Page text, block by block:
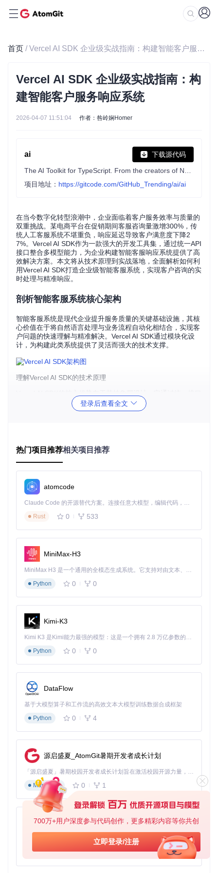
700万+用户深度参与代码创作，更多精彩内容等你共创
立即登录/注册
首页 / Vercel AI SDK 企业级实战指南：构建智能客户服务响应系统
Vercel AI SDK 企业级实战指南：构
建智能客户服务响应系统
2026-04-07 11:51:04 作者：咎岭娴Homer
ai 下载源代码
项目地址： https://gitcode.com/GitHub_Trending/ai/ai
在当今数字化转型浪潮中，企业面临着客户服务效率与质量的
双重挑战。某电商平台在促销期间客服咨询量激增300%，传
统人工客服系统不堪重负，响应延迟导致客户满意度下降2
7%。Vercel AI SDK作为一款强大的开发工具集，通过统一API
接口整合多模型能力，为企业构建智能客服响应系统提供了高
效解决方案。本文将从技术原理到实战落地，全面解析如何利
用Vercel AI SDK打造企业级智能客服系统，实现客户咨询的实
时处理与精准响应。
剖析智能客服系统核心架构
智能客服系统是现代企业提升服务质量的关键基础设施，其核
心价值在于将自然语言处理与业务流程自动化相结合，实现客
户问题的快速理解与精准解决。Vercel AI SDK通过模块化设
计，为构建此类系统提供了灵活而强大的技术支撑。
理解Vercel AI SDK的技术原理
屏蔽了不同AI模型提供商的实现差异。这种设计带来两大技术
红利：一是降低了多模型集成的复杂度，开发者无需为每个模
核心组件解析：
模型抽象层：定义统一的模型交互接口，封装不同AI服务的
特有实现
工具调用框架
部系统集成
流式响应处理：采用增量数据传输模式，实现低延迟的实时
上下文管理系统 ：智能维护对话状态，支持多轮复杂交互
技术原理解析：当用户输入查询时，系统首先通过自然语言理
解模块解析意图，然后根据意图判断是否需要调用外部工具
（如订单查询、库存检查等）。工具执行结果与对话历史一起
被送入语言模型，生成最终响应。整个过程通过流式处理实现
低延迟交互，同时上下文管理系统确保对话连贯性。
构建智能客服响应系统
基于Vercel AI SDK构建智能客服系统，需要经历需求分析、架
构设计、组件开发和集成测试四个阶段。以下是一个典型的实
现流程：
需求分析：明确客服系统需处理的问题类型、业务系统集
成点和性能要求
集成测试：验证系统端到端性能和各组件协同工作情况
企业级应用建议：在架构设计阶段，建议采用微服务架构将客
于团队并行开发和系统横向扩展。同时，引入消息队列处理高
峰期请求，避免系统过载。
实现多工具协同的智能客服系统
智能客服系统的核心价值在于其解决实际业务问题的能力。通
过集成企业内部业务系统，AI可以直接获取客户所需信息，提
供准确高效的服务。以下将通过一个电商客服场景，展示如何
实现多工具协同工作。
设计订单查询与库存检查工具
存情况。我们将创建两个工具来处理这些请求：
登录后查看全文
热门项目推荐相关项目推荐
atomcode
Claude Code 的开源替代方案。连接任意大模型，编辑代码，运行命令，自动验证 — 全自动执行。用 Rust 构建，极致性能。 ｜ An open-source alternative to Claude Code. Connect any LLM, edit code, run commands, and verify changes — autonomously. Built in Rust for speed. Get Started
Rust
0 533
MiniMax-H3
MiniMax H3 是一个通用的全模态生成系统。它支持对由文本、图像、视频和音频组成的多模态上下文进行统一理解，并能生成分辨率高达 2K、时长可达 15 秒的带原生立体声音频的视频。得益于面向任务泛化的系统设计，H3 在预训练阶段就已具备广泛的多模态上下文理解与生成能力，能够出色地执行复杂的多模态指令。
Python
0 0
Kimi-K3
Kimi K3 是Kimi能力最强的模型：这是一个拥有 2.8 万亿参数的混合专家（MoE）模型，具备原生视觉理解能力，并支持 100 万 token 的上下文窗口。
Python
0 0
DataFlow
基于大模型算子和工作流的高效文本大模型训练数据合成框架
Python
0 4
源启盛夏_AtomGit暑期开发者成长计划
「源启盛夏」暑期校园开发者成长计划旨在激活校园开源力量，通过积分激励、认证扶持、资源倾斜等形式，引导高校组织和开发者完成「入驻 — 建项目 — 做贡献 — 获认证 — 得资源」的完整闭环。无论你是想带领社团入驻平台的组织者，还是希望用代码贡献证明自己的开发者，都能在这里找到属于你的成长路径。
Markdown
0 1
py-xiaozhi
基于Python的Xiaozhi AI，适用于想要完整Xiaozhi体验而无需拥有专用硬件的用户。
Python
0 1